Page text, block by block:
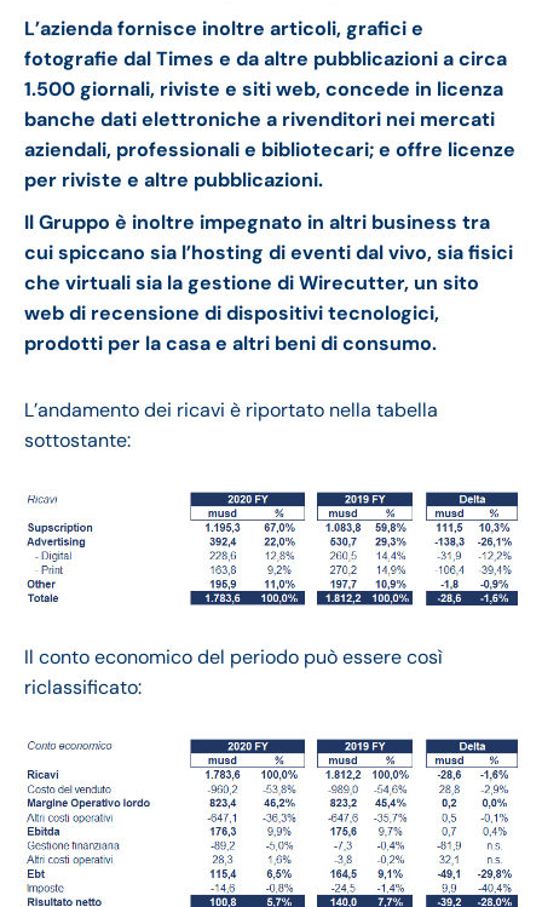
L’azienda fornisce inoltre articoli, grafici e
fotografie dal Times e da altre pubblicazioni a circa
1.500 giornali, riviste e siti web, concede in licenza
banche dati elettroniche a rivenditori nei mercati
aziendali, professionali e bibliotecari; e offre licenze
per riviste e altre pubblicazioni.
Il Gruppo è inoltre impegnato in altri business tra
cui spiccano sia l’hosting di eventi dal vivo, sia fisici
che virtuali sia la gestione di Wirecutter, un sito
web di recensione di dispositivi tecnologici,
prodotti per la casa e altri beni di consumo.
L’andamento dei ricavi è riportato nella tabella
sottostante:
Il conto economico del periodo può essere così
riclassificato: